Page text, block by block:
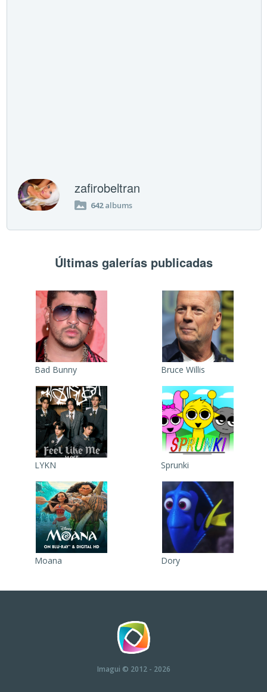
zafirobeltran
642albums
Últimas galerías publicadas
Bad Bunny Bruce Willis
LYKN Sprunki
Moana Dory
Imagui © 2012 - 2026